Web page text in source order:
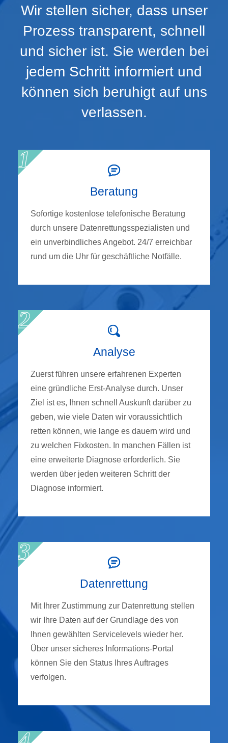
Wir stellen sicher, dass unser
Prozess transparent, schnell
und sicher ist. Sie werden bei
jedem Schritt informiert und
können sich beruhigt auf uns
verlassen.
Beratung
Sofortige kostenlose telefonische Beratung
durch unsere Datenrettungsspezialisten und
ein unverbindliches Angebot. 24/7 erreichbar
rund um die Uhr für geschäftliche Notfälle.
Analyse
Zuerst führen unsere erfahrenen Experten
eine gründliche Erst-Analyse durch. Unser
Ziel ist es, Ihnen schnell Auskunft darüber zu
geben, wie viele Daten wir voraussichtlich
retten können, wie lange es dauern wird und
zu welchen Fixkosten. In manchen Fällen ist
eine erweiterte Diagnose erforderlich. Sie
werden über jeden weiteren Schritt der
Diagnose informiert.
Datenrettung
Mit Ihrer Zustimmung zur Datenrettung stellen
wir Ihre Daten auf der Grundlage des von
Ihnen gewählten Servicelevels wieder her.
Über unser sicheres Informations-Portal
können Sie den Status Ihres Auftrages
verfolgen.